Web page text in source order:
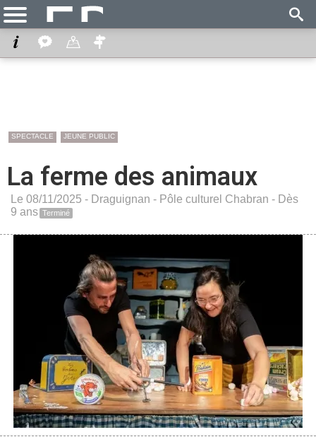
SPECTACLE JEUNE PUBLIC
La ferme des animaux
Le 08/11/2025 - Draguignan - Pôle culturel Chabran - Dès
9 ans Terminé